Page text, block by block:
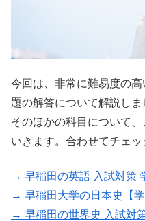
今回は、非常に難易度の
題の解答について解説しま
そのほかの科目について
いきます。合わせてチェッ
→ 早稲田の英語 入試対策
→ 早稲田大学の日本史【
→ 早稲田の世界史 入試対